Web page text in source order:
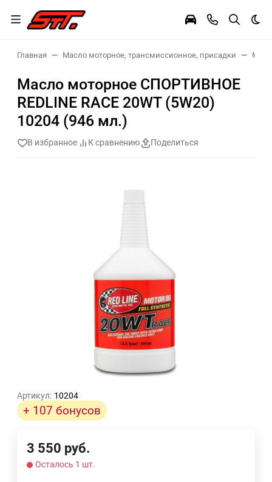
Главная Масло моторное, трансмиссионное, присадки
Масло моторное СПОРТИВНОЕ
REDLINE RACE 20WT (5W20)
10204 (946 мл.)
В избранное К сравнению Поделиться
Артикул: 10204
+ 107 бонусов
3 550 руб.
Осталось 1 шт.